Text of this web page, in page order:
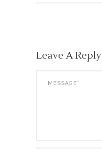
Leave A Reply